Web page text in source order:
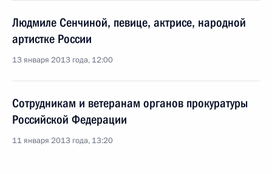
Людмиле Сенчиной, певице, актрисе, народной
артистке России
13 января 2013 года, 12:00
Сотрудникам и ветеранам органов прокуратуры
Российской Федерации
11 января 2013 года, 13:20